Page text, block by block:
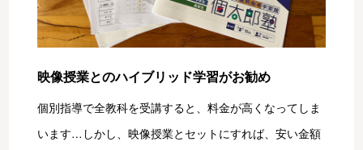
映像授業とのハイブリッド学習がお勧め
個別指導で全教科を受講すると、料金が高くなってしま
います…しかし、映像授業とセットにすれば、安い金額